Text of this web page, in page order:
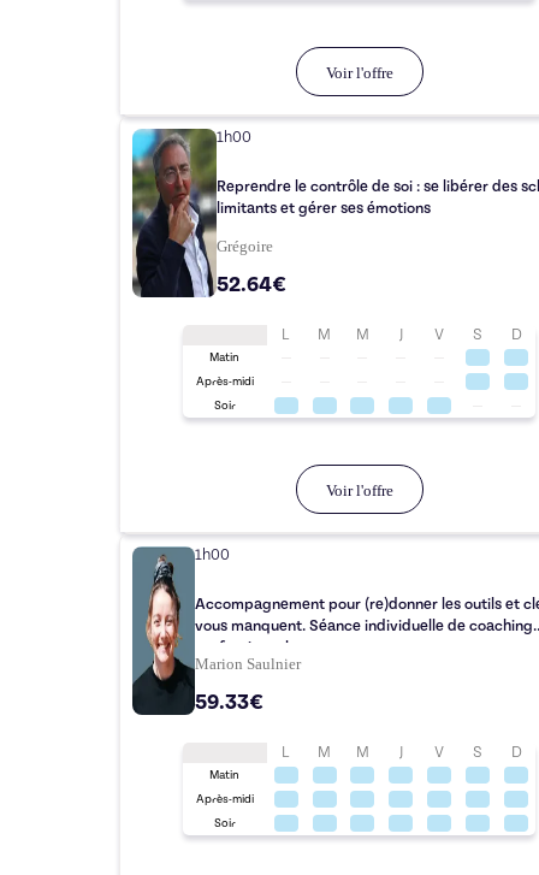
Voir l'offre
1h00
Reprendre le contrôle de soi : se libérer des
limitants et gérer ses émotions
Grégoire
52.64€
L M M J V S D
Matin
Après-midi
Soir
Voir l'offre
1h00
Accompagnement pour (re)donner les outils et
vous manquent. Séance individuelle de coaching
professionnel.
Marion Saulnier
59.33€
L M M J V S D
Matin
Après-midi
Soir